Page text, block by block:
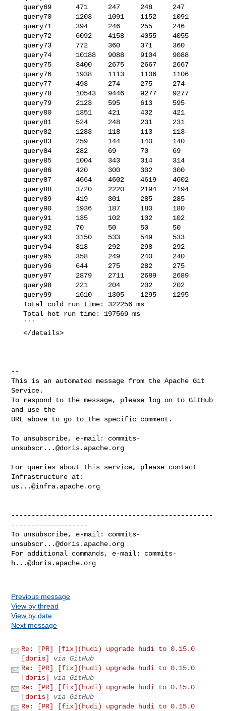
   Total cold run time: 322256 ms
   Total hot run time: 197569 ms
   </details>
--
This is an automated message from the Apache Git
Service.
To respond to the message, please log on to GitHub
and use the
URL above to go to the specific comment.
To unsubscribe, e-mail: commits-
unsubscr...@doris.apache.org
For queries about this service, please contact
us...@infra.apache.org
--------------------------------------------------
-------------------
To unsubscribe, e-mail: commits-
unsubscr...@doris.apache.org
For additional commands, e-mail: commits-
h...@doris.apache.org
Previous message
View by thread
View by date
Next message
Re: [PR] [fix](hudi) upgrade hudi to 0.15.0
[doris]
via GitHub
Re: [PR] [fix](hudi) upgrade hudi to 0.15.0
[doris]
via GitHub
Re: [PR] [fix](hudi) upgrade hudi to 0.15.0
[doris]
via GitHub
Re: [PR] [fix](hudi) upgrade hudi to 0.15.0